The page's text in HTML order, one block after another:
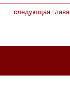
следующая глава